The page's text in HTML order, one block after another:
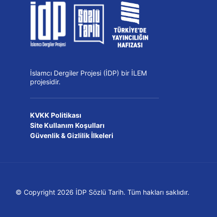
İslamcı Dergiler Projesi (İDP) bir İLEM
projesidir.
KVKK Politikası
Site Kullanım Koşulları
Güvenlik & Gizlilik İlkeleri
© Copyright 2026 İDP Sözlü Tarih. Tüm hakları saklıdır.